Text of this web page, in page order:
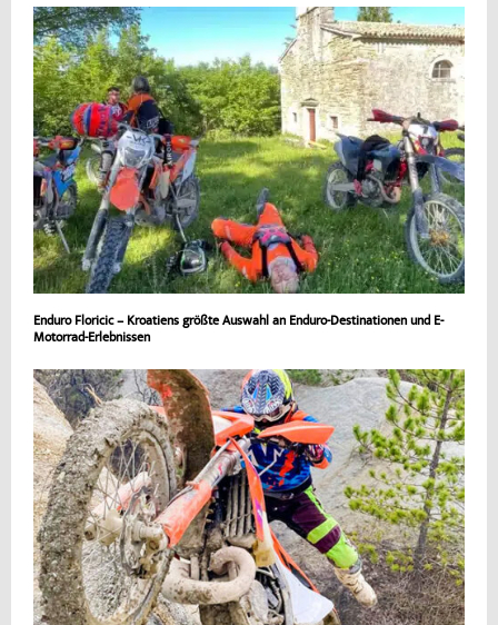
Enduro Floricic – Kroatiens größte Auswahl an Enduro-Destinationen und E-
Motorrad-Erlebnissen